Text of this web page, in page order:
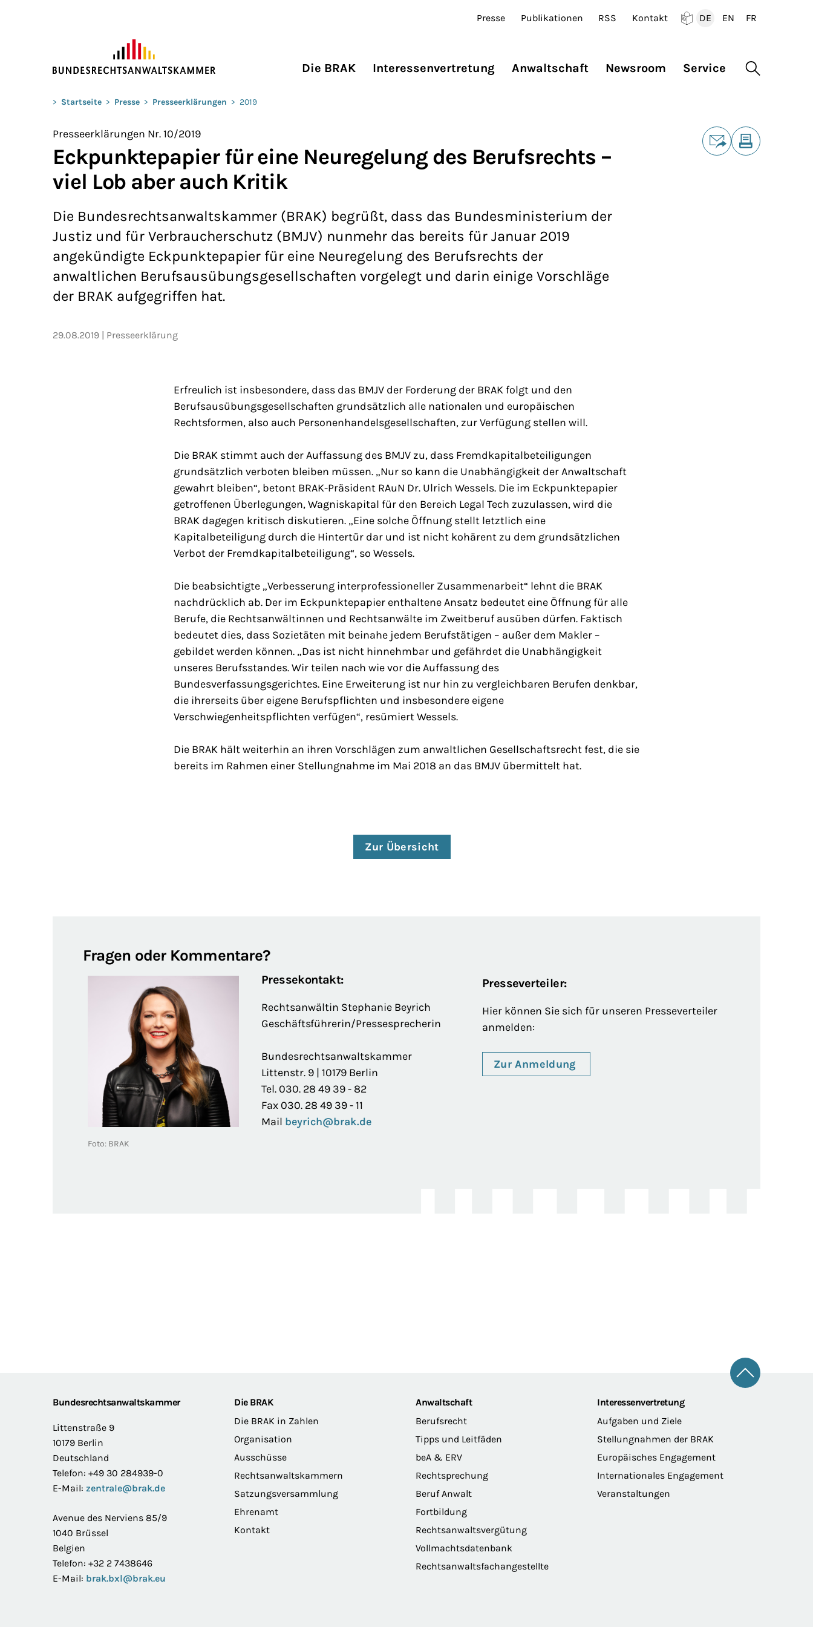
Presse Publikationen RSS Kontakt
DE
EN
FR
Die BRAK Interessenvertretung Anwaltschaft Newsroom Service Suche
Sie befinden sich hier:
> Startseite > Presse > Presseerklärungen > 2019
Presseerklärungen Nr. 10/2019
Eckpunktepapier für eine Neuregelung des Berufsrechts –
viel Lob aber auch Kritik
Die Bundesrechtsanwaltskammer (BRAK) begrüßt, dass das Bundesministerium der
Justiz und für Verbraucherschutz (BMJV) nunmehr das bereits für Januar 2019
angekündigte Eckpunktepapier für eine Neuregelung des Berufsrechts der
anwaltlichen Berufsausübungsgesellschaften vorgelegt und darin einige Vorschläge
der BRAK aufgegriffen hat.
29.08.2019 Presseerklärung
Erfreulich ist insbesondere, dass das BMJV der Forderung der BRAK folgt und den
Berufsausübungsgesellschaften grundsätzlich alle nationalen und europäischen
Rechtsformen, also auch Personenhandelsgesellschaften, zur Verfügung stellen will.
Die BRAK stimmt auch der Auffassung des BMJV zu, dass Fremdkapitalbeteiligungen
grundsätzlich verboten bleiben müssen. „Nur so kann die Unabhängigkeit der Anwaltschaft
gewahrt bleiben“, betont BRAK-Präsident RAuN Dr. Ulrich Wessels. Die im Eckpunktepapier
getroffenen Überlegungen, Wagniskapital für den Bereich Legal Tech zuzulassen, wird die
BRAK dagegen kritisch diskutieren. „Eine solche Öffnung stellt letztlich eine
Kapitalbeteiligung durch die Hintertür dar und ist nicht kohärent zu dem grundsätzlichen
Verbot der Fremdkapitalbeteiligung“, so Wessels.
Die beabsichtigte „Verbesserung interprofessioneller Zusammenarbeit“ lehnt die BRAK
nachdrücklich ab. Der im Eckpunktepapier enthaltene Ansatz bedeutet eine Öffnung für alle
Berufe, die Rechtsanwältinnen und Rechtsanwälte im Zweitberuf ausüben dürfen. Faktisch
bedeutet dies, dass Sozietäten mit beinahe jedem Berufstätigen – außer dem Makler –
gebildet werden können. „Das ist nicht hinnehmbar und gefährdet die Unabhängigkeit
unseres Berufsstandes. Wir teilen nach wie vor die Auffassung des
Bundesverfassungsgerichtes. Eine Erweiterung ist nur hin zu vergleichbaren Berufen denkbar,
die ihrerseits über eigene Berufspflichten und insbesondere eigene
Verschwiegenheitspflichten verfügen“, resümiert Wessels.
Die BRAK hält weiterhin an ihren Vorschlägen zum anwaltlichen Gesellschaftsrecht fest, die sie
bereits im Rahmen einer Stellungnahme im Mai 2018 an das BMJV übermittelt hat.
Zur Übersicht
Fragen oder Kommentare?
Foto: BRAK
Pressekontakt:
Rechtsanwältin Stephanie Beyrich
Geschäftsführerin/Pressesprecherin
Bundesrechtsanwaltskammer
Littenstr. 9 | 10179 Berlin
Tel. 030. 28 49 39 - 82
Fax 030. 28 49 39 - 11
Mail beyrich@brak.de
Presseverteiler:
Hier können Sie sich für unseren Presseverteiler
anmelden:
Zur Anmeldung
Footer
Zum
Bundesrechtsanwaltskammer
Littenstraße 9
10179 Berlin
Deutschland
Telefon: +49 30 284939-0
E-Mail: zentrale@brak.de
Avenue des Nerviens 85/9
1040 Brüssel
Belgien
Telefon: +32 2 7438646
E-Mail: brak.bxl@brak.eu
Die BRAK
Die BRAK in Zahlen
Organisation
Ausschüsse
Rechtsanwaltskammern
Satzungsversammlung
Ehrenamt
Kontakt
Anwaltschaft
Berufsrecht
Tipps und Leitfäden
beA & ERV
Rechtsprechung
Beruf Anwalt
Fortbildung
Rechtsanwaltsvergütung
Vollmachtsdatenbank
Rechtsanwaltsfachangestellte
Interessenvertretung
Aufgaben und Ziele
Stellungnahmen der BRAK
Europäisches Engagement
Internationales Engagement
Veranstaltungen